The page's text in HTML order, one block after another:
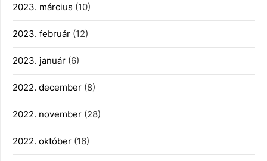
2023. március (10)
2023. február (12)
2023. január (6)
2022. december (8)
2022. november (28)
2022. október (16)